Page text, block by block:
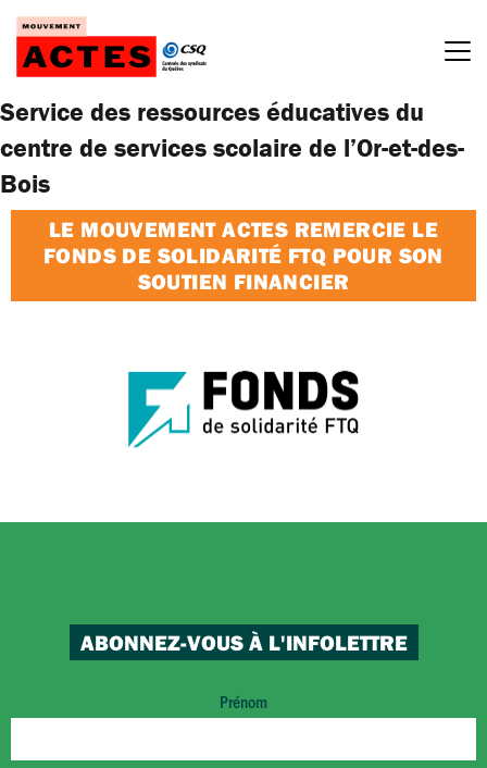
Passer
contenu
Service des ressources éducatives du
centre de services scolaire de l’Or-et-des-
Bois
LE MOUVEMENT ACTES REMERCIE LE
FONDS DE SOLIDARITÉ FTQ POUR SON
SOUTIEN FINANCIER
ABONNEZ-VOUS À L'INFOLETTRE
Prénom